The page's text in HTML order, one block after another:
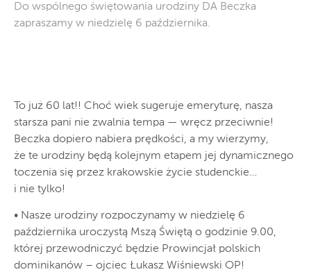
Do wspólnego świętowania urodziny DA Beczka
zapraszamy w niedzielę 6 października.
To już 60 lat!! Choć wiek sugeruje emeryturę, nasza
starsza pani nie zwalnia tempa — wręcz przeciwnie!
Beczka dopiero nabiera prędkości, a my wierzymy,
że te urodziny będą kolejnym etapem jej dynamicznego
toczenia się przez krakowskie życie studenckie…
i nie tylko!
• Nasze urodziny rozpoczynamy w niedzielę 6
października uroczystą Mszą Świętą o godzinie 9.00,
której przewodniczyć będzie Prowincjał polskich
dominikanów – ojciec Łukasz Wiśniewski OP!